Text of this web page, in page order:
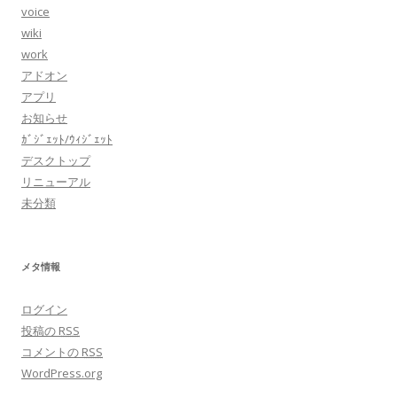
voice
wiki
work
アドオン
アプリ
お知らせ
ｶﾞｼﾞｪｯﾄ/ｳｨｼﾞｪｯﾄ
デスクトップ
リニューアル
未分類
メタ情報
ログイン
投稿の RSS
コメントの RSS
WordPress.org